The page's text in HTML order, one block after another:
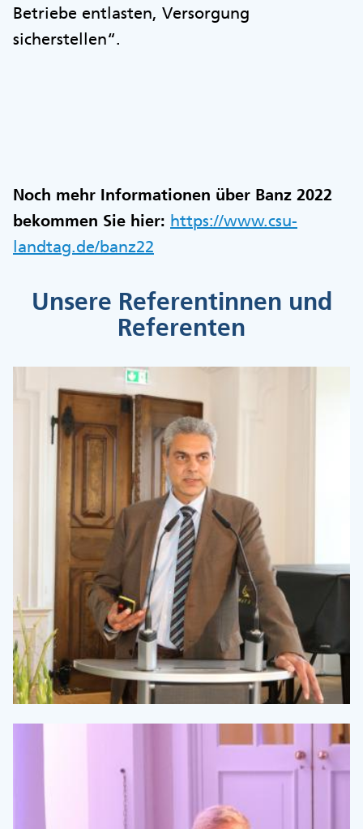
Betriebe entlasten, Versorgung
sicherstellen“.
Noch mehr Informationen über Banz 2022
bekommen Sie hier: https://www.csu-
landtag.de/banz22
Unsere Referentinnen und
Referenten